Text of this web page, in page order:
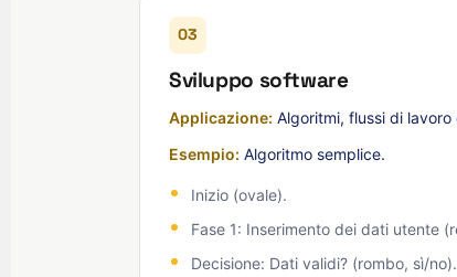
03
Sviluppo software
Applicazione: Algoritmi, flussi di
Esempio: Algoritmo semplice.
Inizio (ovale).
Fase 1: Inserimento dei dati utente
Decisione: Dati validi? (rombo, sì/no).